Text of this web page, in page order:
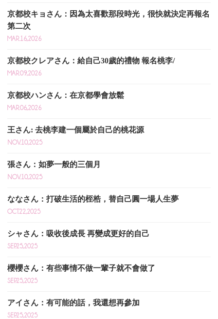
京都校キョさん：因為太喜歡那段時光，很快就決定再報名
第二次
MAR.16,2026
京都校クレアさん：給自己30歲的禮物 報名桃李/
MAR.09,2026
京都校ハンさん：在京都學會放鬆
MAR.06,2026
王さん: 去桃李建一個屬於自己的桃花源
NOV.10,2025
張さん：如夢一般的三個月
NOV.10,2025
ななさん：打破生活的桎梏，替自己圓一場人生夢
OCT.22,2025
シャさん：吸收後成長 再變成更好的自己
SEP.25,2025
櫻櫻さん：有些事情不做一輩子就不會做了
SEP.25,2025
アイさん：有可能的話，我還想再參加
SEP.25,2025